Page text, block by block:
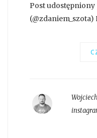
Post
(@zdaniem_szota)